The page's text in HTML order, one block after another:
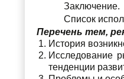
Заключение.
Список
Перечень тем,
История
Исследование
тенденции